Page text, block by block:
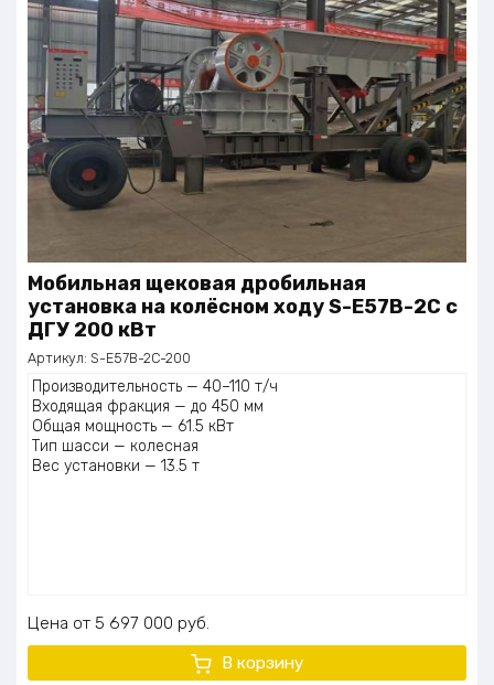
Мобильная щековая дробильная
установка на колёсном ходу S-E57B-2C с
ДГУ 200 кВт
Артикул: S-E57B-2C-200
Производительность — 40–110 т/ч
Входящая фракция — до 450 мм
Общая мощность — 61.5 кВт
Тип шасси — колесная
Вес установки — 13.5 т
Цена 5 697 000 руб.
В корзину